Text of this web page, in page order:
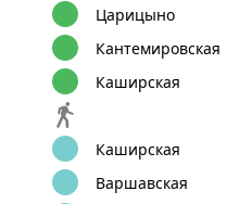
Царицыно
Кантемировская
Каширская
Каширская
Варшавская